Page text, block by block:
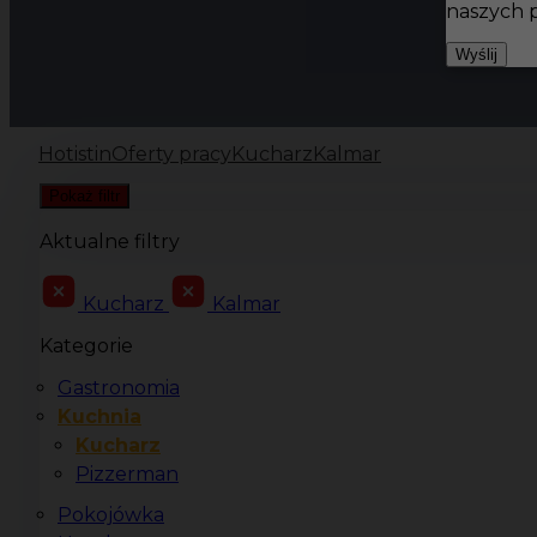
HotistinOferty pracy Kucharz Kalmar
Pokaż filtr
Aktualne filtry
Kucharz
Kalmar
Kategorie
Gastronomia
Kuchnia
Kucharz
Pizzerman
Pokojówka
naszych
Wyślij